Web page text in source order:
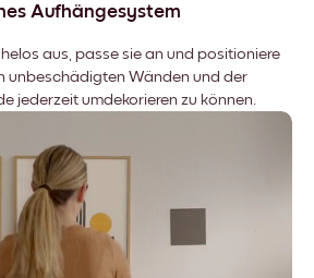
Aufhängesystem
aus, passe sie an und positioniere
unbeschädigten Wänden und der
jederzeit umdekorieren zu können.